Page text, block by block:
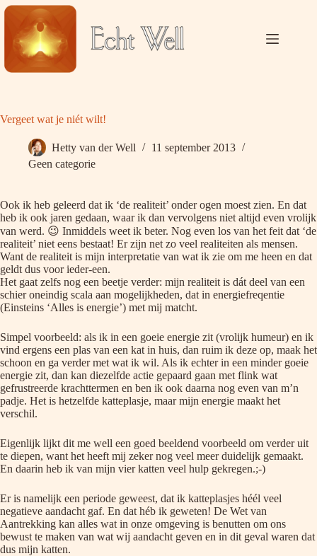
Ga
inhoud
Vergeet wat je niét wilt!
Hetty van der Well
11 september 2013
Geen categorie
Ook ik heb geleerd dat ik ‘de realiteit’ onder ogen moest zien. En dat
heb ik ook jaren gedaan, waar ik dan vervolgens niet altijd even vrolijk
van werd. 😉 Inmiddels weet ik beter. Nog even los van het feit dat ‘de
realiteit’ niet eens bestaat! Er zijn net zo veel realiteiten als mensen.
Want de realiteit is mijn interpretatie van wat ik zie om me heen en dat
geldt dus voor ieder-een.
Het gaat zelfs nog een beetje verder: mijn realiteit is dát deel van een
schier oneindig scala aan mogelijkheden, dat in energiefreqentie
(Einsteins ‘Alles is energie’) met mij matcht.
Simpel voorbeeld: als ik in een goeie energie zit (vrolijk humeur) en ik
vind ergens een plas van een kat in huis, dan ruim ik deze op, maak het
schoon en ga verder met wat ik wil. Als ik echter in een minder goeie
energie zit, dan kan diezelfde actie gepaard gaan met flink wat
gefrustreerde krachttermen en ben ik ook daarna nog even van m’n
padje. Het is hetzelfde katteplasje, maar mijn energie maakt het
verschil.
Eigenlijk lijkt dit me well een goed beeldend voorbeeld om verder uit
te diepen, want het heeft mij zeker nog veel meer duidelijk gemaakt.
En daarin heb ik van mijn vier katten veel hulp gekregen.;-)
Er is namelijk een periode geweest, dat ik katteplasjes héél veel
negatieve aandacht gaf. En dat héb ik geweten! De Wet van
Aantrekking kan alles wat in onze omgeving is benutten om ons
bewust te maken van wat wij aandacht geven en in dit geval waren dat
dus mijn katten.